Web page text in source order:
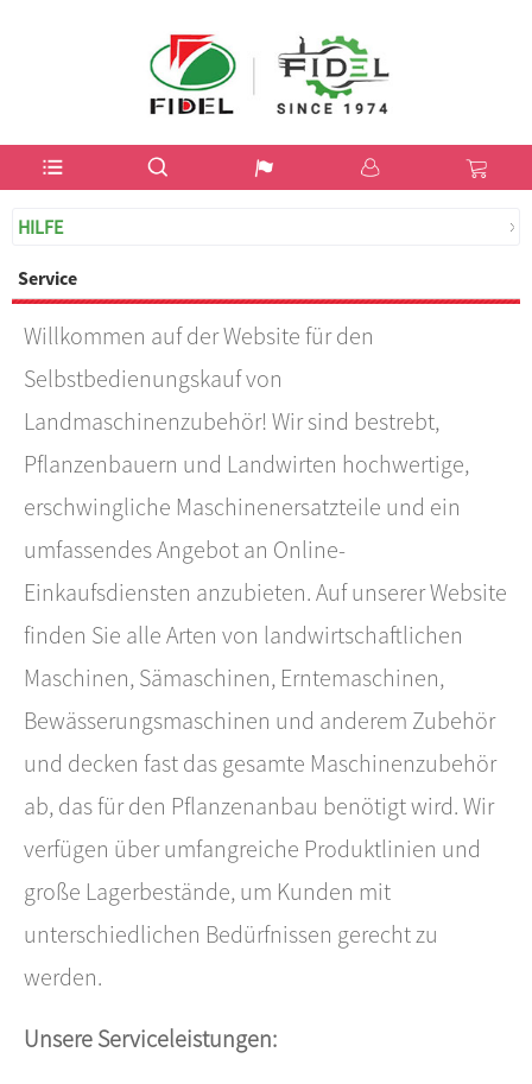
HILFE
Service
Willkommen auf der Website für den
Selbstbedienungskauf von
Landmaschinenzubehör! Wir sind bestrebt,
Pflanzenbauern und Landwirten hochwertige,
erschwingliche Maschinenersatzteile und ein
umfassendes Angebot an Online-
Einkaufsdiensten anzubieten. Auf unserer Website
finden Sie alle Arten von landwirtschaftlichen
Maschinen, Sämaschinen, Erntemaschinen,
Bewässerungsmaschinen und anderem Zubehör
und decken fast das gesamte Maschinenzubehör
ab, das für den Pflanzenanbau benötigt wird. Wir
verfügen über umfangreiche Produktlinien und
große Lagerbestände, um Kunden mit
unterschiedlichen Bedürfnissen gerecht zu
werden.
Unsere Serviceleistungen: